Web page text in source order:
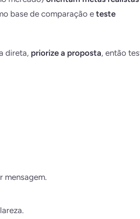
base de comparação e teste
direta, priorize a proposta, então
mensagem.